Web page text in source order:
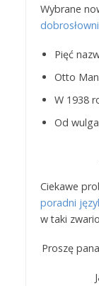
Wybrane
Pięć
Otto
W 1938
Od
Ciekawe
poradni
w taki
Proszę